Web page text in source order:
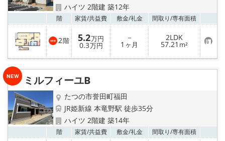
ハイツ 2階建 築12年
階 家賃/共益費 敷金/礼金 間取り/専有面積
2階 5.2万円
0.3万円
－
1 ヶ月
2LDK
57.21 m² お
気
に
り
ミルフィーユB
たつの市誉田町福田
JR姫新線 本竜野駅 徒歩35分
ハイツ 2階建 築14年
階 家賃/共益費 敷金/礼金 間取り/専有面積